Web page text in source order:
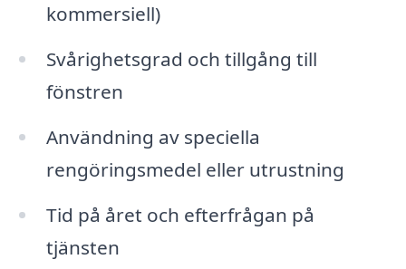
kommersiell)
Svårighetsgrad och tillgång till
fönstren
Användning av speciella
rengöringsmedel eller utrustning
Tid på året och efterfrågan på
tjänsten